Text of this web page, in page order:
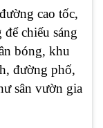
cao tốc,
chiếu sáng
bóng, khu
đường phố,
sân vườn gia